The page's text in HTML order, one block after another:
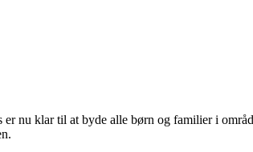
nu klar til at byde alle børn og familier i